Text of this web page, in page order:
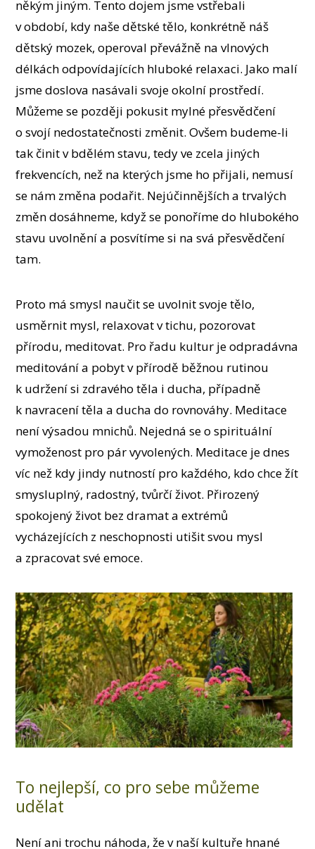
někým jiným. Tento dojem jsme vstřebali
v období, kdy naše dětské tělo, konkrétně náš
dětský mozek, operoval převážně na vlnových
délkách odpovídajících hluboké relaxaci. Jako malí
jsme doslova nasávali svoje okolní prostředí.
Můžeme se později pokusit mylné přesvědčení
o svojí nedostatečnosti změnit. Ovšem budeme-li
tak činit v bdělém stavu, tedy ve zcela jiných
frekvencích, než na kterých jsme ho přijali, nemusí
se nám změna podařit. Nejúčinnějších a trvalých
změn dosáhneme, když se ponoříme do hlubokého
stavu uvolnění a posvítíme si na svá přesvědčení
tam.
Proto má smysl naučit se uvolnit svoje tělo,
usměrnit mysl, relaxovat v tichu, pozorovat
přírodu, meditovat. Pro řadu kultur je odpradávna
meditování a pobyt v přírodě běžnou rutinou
k udržení si zdravého těla i ducha, případně
k navracení těla a ducha do rovnováhy. Meditace
není výsadou mnichů. Nejedná se o spirituální
vymoženost pro pár vyvolených. Meditace je dnes
víc než kdy jindy nutností pro každého, kdo chce žít
smysluplný, radostný, tvůrčí život. Přirozený
spokojený život bez dramat a extrémů
vycházejících z neschopnosti utišit svou mysl
a zpracovat své emoce.
To nejlepší, co pro sebe můžeme
udělat
Není ani trochu náhoda, že v naší kultuře hnané